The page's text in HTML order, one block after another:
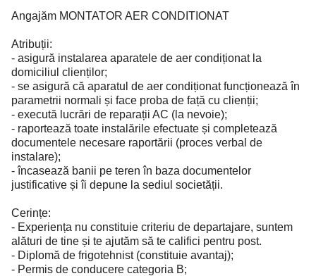
Angajăm MONTATOR AER CONDITIONAT
Atribuții:
- asigură instalarea aparatele de aer condiționat la
domiciliul clienților;
- se asigură că aparatul de aer condiționat funcționează în
parametrii normali și face proba de față cu clienții;
- execută lucrări de reparații AC (la nevoie);
- raportează toate instalările efectuate și completează
documentele necesare raportării (proces verbal de
instalare);
- încasează banii pe teren în baza documentelor
justificative și îi depune la sediul societății.
Cerințe:
- Experiența nu constituie criteriu de departajare, suntem
alături de tine și te ajutăm să te califici pentru post.
- Diplomă de frigotehnist (constituie avantaj);
- Permis de conducere categoria B;